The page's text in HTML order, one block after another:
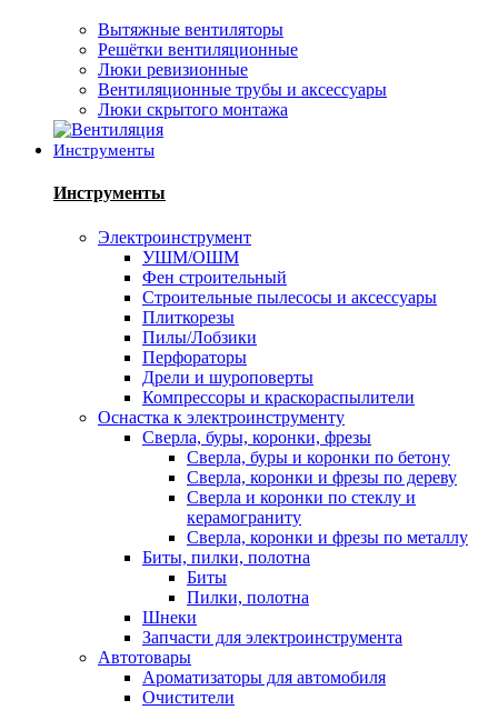
Вытяжные вентиляторы
Решётки вентиляционные
Люки ревизионные
Вентиляционные трубы и аксессуары
Люки скрытого монтажа
Инструменты
Инструменты
Электроинструмент
УШМ/ОШМ
Фен строительный
Строительные пылесосы и аксессуары
Плиткорезы
Пилы/Лобзики
Перфораторы
Дрели и шуроповерты
Компрессоры и краскораспылители
Оснастка к электроинструменту
Сверла, буры, коронки, фрезы
Сверла, буры и коронки по бетону
Сверла, коронки и фрезы по дереву
Сверла и коронки по стеклу и
керамограниту
Сверла, коронки и фрезы по металлу
Биты, пилки, полотна
Биты
Пилки, полотна
Шнеки
Запчасти для электроинструмента
Автотовары
Ароматизаторы для автомобиля
Очистители